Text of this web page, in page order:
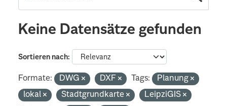
Keine Datensätze gefunden
Sortieren nach
Formate: DWG DXF Tags:
Planung
lokal
Stadtgrundkarte
LeipziGIS